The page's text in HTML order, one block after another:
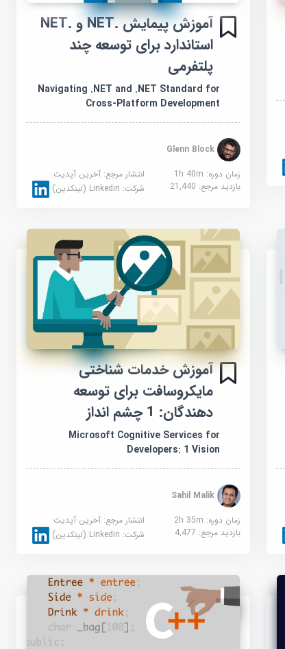
آموزش پیمایش .NET و .NET
استاندارد برای توسعه چند
پلتفرمی
Navigating .NET and .NET Standard for
Cross-Platform Development
Glenn Block
زمان دوره: 1h 40m
انتشار مرجع:آخرین آپدیت
بازدید مرجع: 21,440 شرکت: Linkedin (لینکدین)
آموزش خدمات شناختی
مایکروسافت برای توسعه
دهندگان: 1 چشم انداز
Microsoft Cognitive Services for
Developers: 1 Vision
Sahil Malik
زمان دوره: 2h 35m
انتشار مرجع:آخرین آپدیت
بازدید مرجع: 4,477 شرکت: Linkedin (لینکدین)